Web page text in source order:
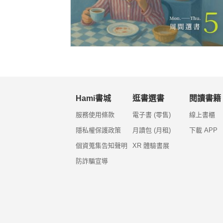
Hami書城
服務使用條款
隱私權保護政策
個資蒐集告知聲明
防詐騙宣導
逛書選書
電子書 (零售)
月讀包 (月租)
XR 體驗書展
閱讀書籍
線上書櫃
下載 APP